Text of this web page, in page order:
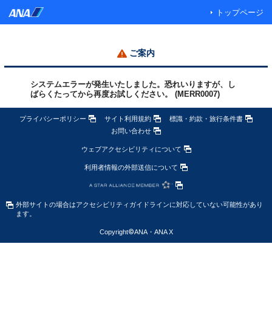
トップページ
ご案内
システムエラーが発生いたしました。恐れいりますが、し
ばらくたってから再度お試しください。 (MERR0007)
プライバシーポリシー サイト利用規約
標識・約款・旅行条件書
お問い合わせ
ウェブアクセシビリティについて
利用者情報の外部送信について
外部サイトの場合はアクセシビリティガイドラインに対応していない可能性があり
ます。
Copyright©ANA・ANA X